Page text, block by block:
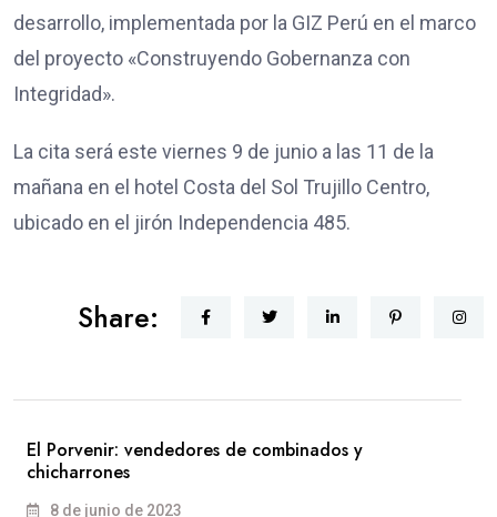
desarrollo, implementada por la GIZ Perú en el marco
del proyecto «Construyendo Gobernanza con
Integridad».
La cita será este viernes 9 de junio a las 11 de la
mañana en el hotel Costa del Sol Trujillo Centro,
ubicado en el jirón Independencia 485.
Share:
El Porvenir: vendedores de combinados y
chicharrones
8 de junio de 2023